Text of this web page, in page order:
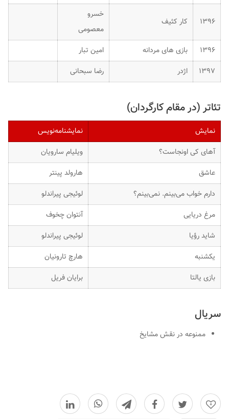
۱۳۹۶ کار کثیف
خسرو
معصومی
۱۳۹۶
بازی های مردانه
امین تبار
۱۳۹۷
اژدر رضا سبحانی
تئاتر (در مقام کارگردان)
نمایش
نمایشنامه‌نویس
آهای کی اونجاست؟
ویلیام سارویان
عاشق
هارولد پینتر
دارم خواب می‌بینم. نمی‌بینم؟
لوئیجی پیراندلو
مرغ دریایی
آنتوان چخوف
شاید رؤیا
لوئیجی پیراندلو
یکشنبه
هارچ تارونیان
بازی یالتا
برایان فریل
سریال
ممنوعه در نقش مشایخ
0